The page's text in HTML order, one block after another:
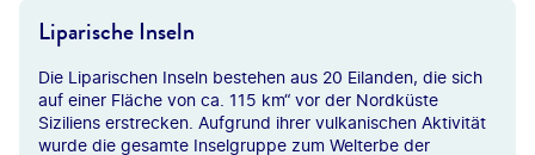
Liparische Inseln
Die Liparischen Inseln bestehen aus 20 Eilanden, die sich
auf einer Fläche von ca. 115 km“ vor der Nordküste
Siziliens erstrecken. Aufgrund ihrer vulkanischen Aktivität
wurde die gesamte Inselgruppe zum Welterbe der